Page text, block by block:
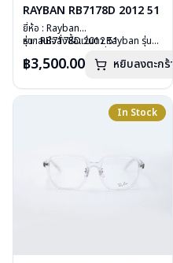
RAYBAN RB7178D 2012 51
ยี่ห้อ : Rayban
รุ่น : RB7178D 2012 51
เลนส์ : Demo lens
น้ำหนัก : 19 กรัม
อุปกรณ์ : กล่องแว่น, ผ้าเช็ดแว่น, คู่มือ
การรับประกัน : 2 ปี (ประกันศูนย์
หากสนใจสั่งชื้อแว่นตา Rayban รุ่นอื่น
ติดต่อเราคลิก
฿3,500.00 หยิบลงตะกร้า
In Stock